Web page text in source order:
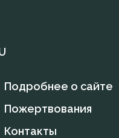
Подробнее о сайте
Пожертвования
Контакты